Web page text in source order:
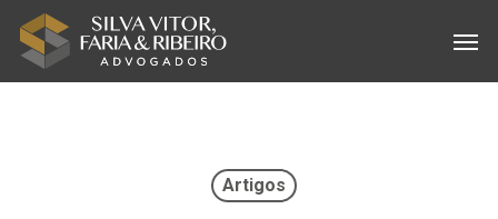
Skip
Artigos